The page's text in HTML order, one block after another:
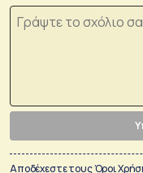
Αποδέχεστε τουςΌροι